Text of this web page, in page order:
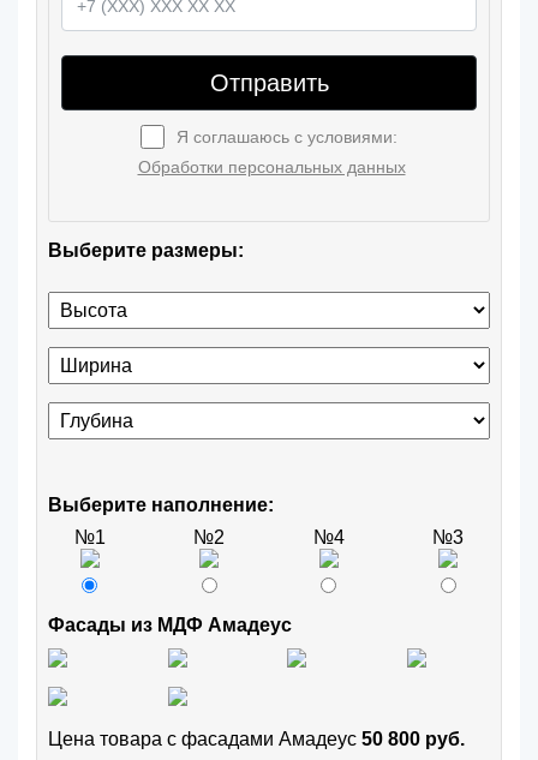
Отправить
Я соглашаюсь с условиями:
Обработки персональных данных
Выберите размеры:
Выберите наполнение:
№1
№2 №4 №3
Фасады из МДФ Амадеус
Цена товара с фасадами Амадеус 50 800 руб.